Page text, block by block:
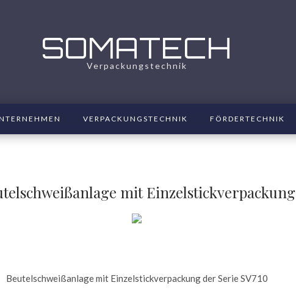
SOMATECH
Verpackungstechnik
VERPACKUNGSTECHNIK FÖRDERTECHNIK
mit Einzelstickverpackung
Beutelschweißanlage mit Einzelstickverpackung der Serie SV710